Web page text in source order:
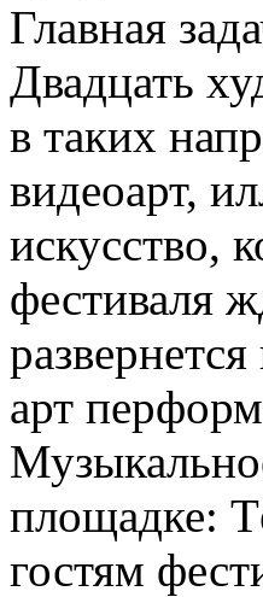
Главная
Двадцать
в таких
видеоарт,
искусство,
фестиваля
арт
площадке:
гостям